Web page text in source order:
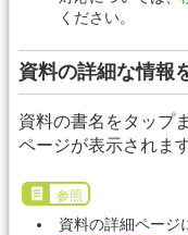
ください。
資料の詳細な情報
資料の書名をタップ
ページが表示されます
参照
資料の詳細ページ